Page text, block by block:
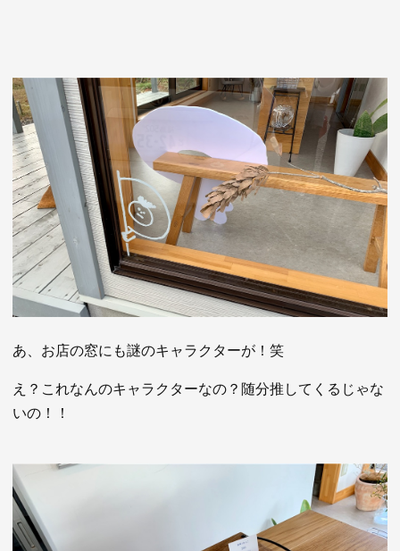
あ、お店の窓にも謎のキャラクターが！笑
え？これなんのキャラクターなの？随分推してくるじゃな
いの！！